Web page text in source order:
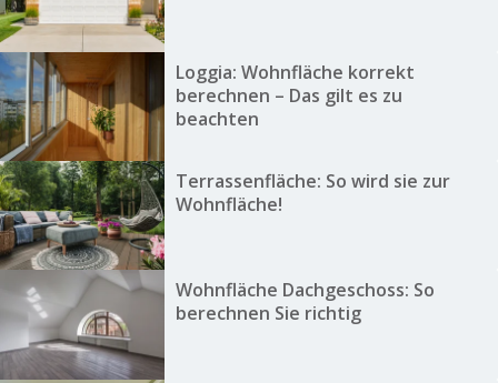
Loggia: Wohnfläche korrekt
berechnen – Das gilt es zu
beachten
Terrassenfläche: So wird sie zur
Wohnfläche!
Wohnfläche Dachgeschoss: So
berechnen Sie richtig